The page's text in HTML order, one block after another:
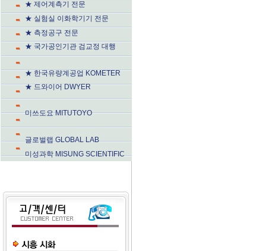
★ 제어계측기 전문
★ 실험실 이화학기기 전문
★ 측정공구 전문
★ 국가공인기관 검교정 대행
★ 한국유량계공업 KOMETER
★ 드와이어 DWYER
미쓰도요 MITUTOYO
글로벌랩 GLOBAL LAB
미성과학 MISUNG SCIENTIFIC